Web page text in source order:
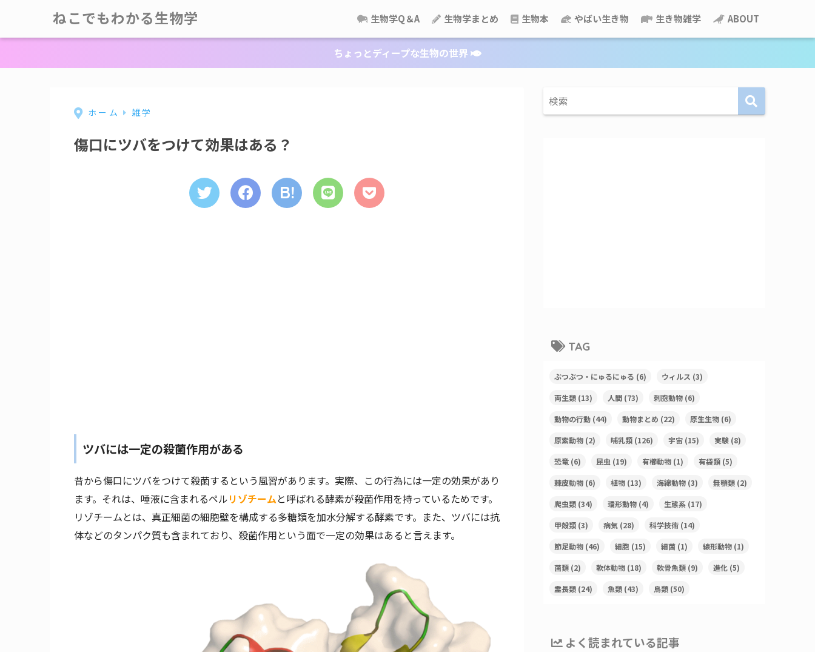
ねこでもわかる生物学 生物学Q＆A 生物学まとめ 生物本 やばい生き物 生き物雑学 ABOUT
ちょっとディープな生物の世界
ホーム 雑学
傷口にツバをつけて効果はある？
ツバには一定の殺菌作用がある
昔から傷口にツバをつけて殺菌するという風習があります。実際、この行為には一定の効果があり
ます。それは、唾液に含まれるペルリゾチームと呼ばれる酵素が殺菌作用を持っているためです。
リゾチームとは、真正細菌の細胞壁を構成する多糖類を加水分解する酵素です。また、ツバには抗
体などのタンパク質も含まれており、殺菌作用という面で一定の効果はあると言えます。
TAG
ぶつぶつ・にゅるにゅる (6) ウィルス (3)
両生類 (13) 人間 (73) 刺胞動物 (6)
動物の行動 (44) 動物まとめ (22) 原生生物 (6)
原索動物 (2) 哺乳類 (126) 宇宙 (15) 実験 (8)
恐竜 (6) 昆虫 (19) 有櫛動物 (1) 有袋類 (5)
棘皮動物 (6) 植物 (13) 海綿動物 (3) 無顎類 (2)
爬虫類 (34) 環形動物 (4) 生態系 (17)
甲殻類 (3) 病気 (28) 科学技術 (14)
節足動物 (46) 細胞 (15) 細菌 (1) 線形動物 (1)
菌類 (2) 軟体動物 (18) 軟骨魚類 (9) 進化 (5)
霊長類 (24) 魚類 (43) 鳥類 (50)
よく読まれている記事